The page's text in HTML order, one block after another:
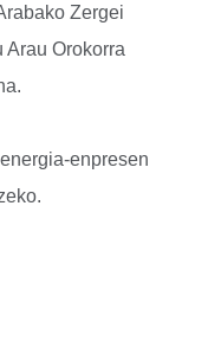
Zergei
Arau Orokorra
enpresen